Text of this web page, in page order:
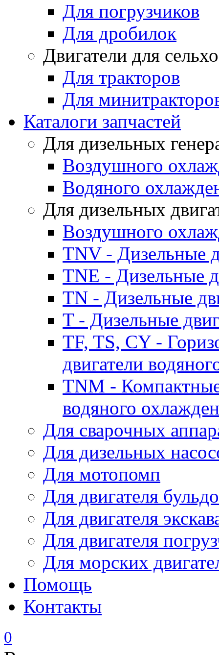
Для погрузчиков
Для дробилок
Двигатели для
Для тракторов
Для
Каталоги запчастей
Для дизельных
Воздушного
Водяного
Для дизельных
Воздушного
TNV - Дизельные
TNE - Дизельные
TN - Дизельные
T - Дизельные
TF, TS, CY -
двигатели
TNM -
водяного
Для сварочных
Для дизельных
Для мотопомп
Для двигателя
Для двигателя
Для двигателя
Для морских
Помощь
Контакты
0